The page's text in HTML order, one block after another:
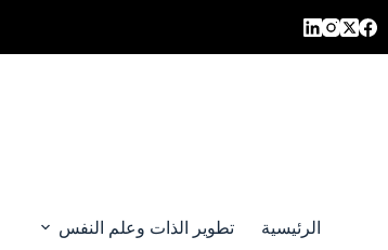
إلى
المحتوى
الرئيسية تطوير الذات وعلم النفس